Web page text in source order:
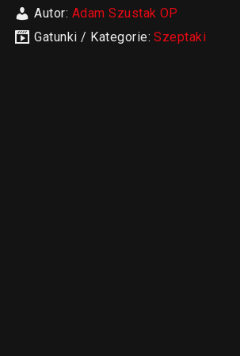
Autor: Adam Szustak OP
Gatunki / Kategorie:Szeptaki